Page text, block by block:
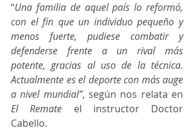
“Una familia de aquel país lo reformó,
con el fin que un individuo pequeño y
menos fuerte, pudiese combatir y
defenderse frente a un rival más
potente, gracias al uso de la técnica.
Actualmente es el deporte con más auge
a nivel mundial”
El Remate el instructor Doctor
Cabello.